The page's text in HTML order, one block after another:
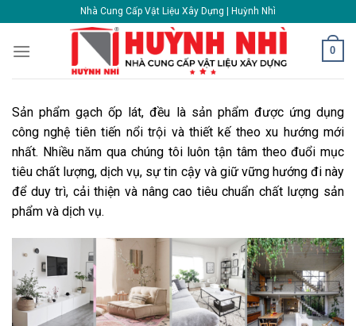
content
Nhà Cung Cấp Vật Liệu Xây Dựng | Huỳnh Nhì
0
Sản phẩm gạch ốp lát, đều là sản phẩm được ứng dụng
công nghệ tiên tiến nổi trội và thiết kế theo xu hướng mới
nhất. Nhiều năm qua chúng tôi luôn tận tâm theo đuổi mục
tiêu chất lượng, dịch vụ, sự tin cậy và giữ vững hướng đi này
để duy trì, cải thiện và nâng cao tiêu chuẩn chất lượng sản
phẩm và dịch vụ.